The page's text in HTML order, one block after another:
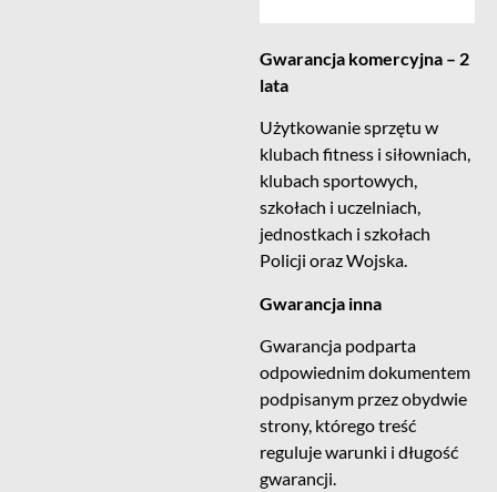
Gwarancja komercyjna – 2
lata
Użytkowanie sprzętu w
klubach fitness i siłowniach,
klubach sportowych,
szkołach i uczelniach,
jednostkach i szkołach
Policji oraz Wojska.
Gwarancja inna
Gwarancja podparta
odpowiednim dokumentem
podpisanym przez obydwie
strony, którego treść
reguluje warunki i długość
gwarancji.